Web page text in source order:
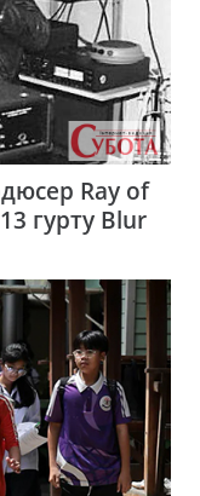
Ray of
гурту Blur